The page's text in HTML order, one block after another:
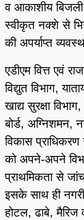
व आकाशीय
स्वीकृत नक्शे से
की अपर्याप्त
एडीएम वित्त एवं
विद्युत विभाग,
खाद्य सुरक्षा
बोर्ड, अग्निशमन,
विकास
को अपने-अपने
प्राथमिकता से
इसके साथ ही
होटल, ढाबे, मैरिज